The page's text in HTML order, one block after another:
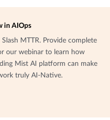
in AIOps
MTTR. Provide complete
our webinar to learn how
Mist AI platform can make
truly AI-Native.